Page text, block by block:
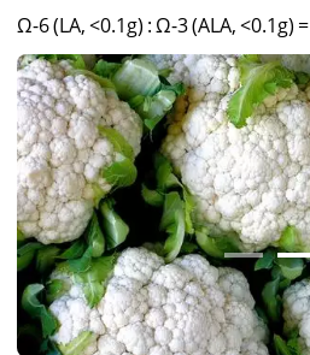
Ω-6 (LA, <0.1g) :Ω-3 (ALA, <0.1g) =